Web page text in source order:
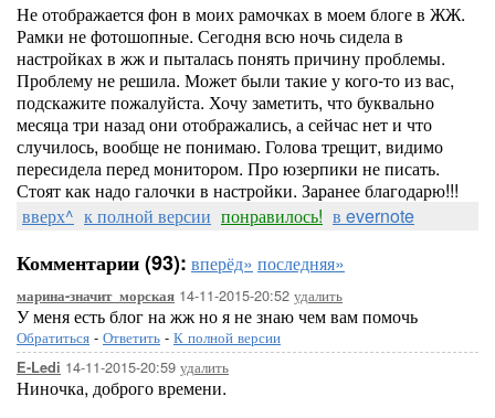
Не отображается фон в моих рамочках в моем блоге в ЖЖ.
Рамки не фотошопные. Сегодня всю ночь сидела в
настройках в жж и пыталась понять причину проблемы.
Проблему не решила. Может были такие у кого-то из вас,
подскажите пожалуйста. Хочу заметить, что буквально
месяца три назад они отображались, а сейчас нет и что
случилось, вообще не понимаю. Голова трещит, видимо
пересидела перед монитором. Про юзерпики не писать.
Стоят как надо галочки в настройки. Заранее благодарю!!!
вверх^ к полной версии понравилось! в evernote
Комментарии (93): вперёд» последняя»
марина-значит_морская 14-11-2015-20:52 удалить
У меня есть блог на жж но я не знаю чем вам помочь
Обратиться - Ответить - К полной версии
E-Ledi 14-11-2015-20:59 удалить
Ниночка, доброго времени.